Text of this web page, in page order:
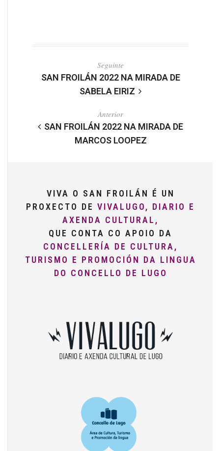
Seguinte
SAN FROILÁN 2022 NA MIRADA DE
SABELA EIRIZ
Anterior
SAN FROILÁN 2022 NA MIRADA DE
MARCOS LOOPEZ
VIVA O SAN FROILÁN É UN
PROXECTO DE VIVALUGO, DIARIO E
AXENDA CULTURAL,
QUE CONTA CO APOIO DA
CONCELLERÍA DE CULTURA,
TURISMO E PROMOCIÓN DA LINGUA
DO CONCELLO DE LUGO